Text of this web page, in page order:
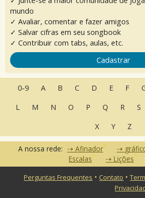
mundo
✓ Avaliar, comentar e fazer amigos
✓ Salvar cifras em seu songbook
✓ Contribuir com tabs, aulas, etc.
Cadastrar
0-9 A B C D E F
L
M N O P Q R S
X
Y Z
A nossa rede: Afinador
Escalas
Lições
Perguntas Frequentes • Contato •